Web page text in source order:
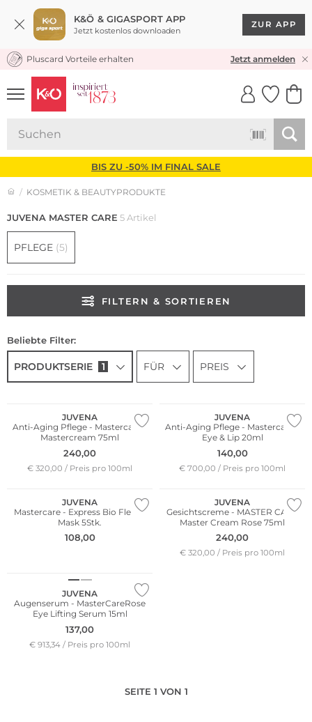
K&Ö & GIGASPORT APP
Jetzt kostenlos downloaden
ZUR APP
KOSTENLOSER VERSAND* & RÜCKVERSAND
Pluscard Vorteile erhalten Jetzt anmelden
UNSERE APP
CLICK &
BIS ZU -50% IM FINAL SALE
KOSMETIK & BEAUTYPRODUKTE
JUVENA MASTER CARE 5 Artikel
PFLEGE (5)
FILTERN & SORTIEREN
Beliebte Filter:
PRODUKTSERIE 1 FÜR PREIS
JUVENA
Anti-Aging Pflege - Mastercare -
Mastercream 75ml
240,00
€ 320,00 / Preis pro 100ml
JUVENA
Anti-Aging Pflege - Mastercare -
Eye & Lip 20ml
140,00
€ 700,00 / Preis pro 100ml
JUVENA
Mastercare - Express Bio Fleece
Mask 5Stk.
108,00
JUVENA
Gesichtscreme - MASTER CARE
Master Cream Rose 75ml
240,00
€ 320,00 / Preis pro 100ml
JUVENA
Augenserum - MasterCareRose
Eye Lifting Serum 15ml
137,00
€ 913,34 / Preis pro 100ml
SEITE 1 VON 1